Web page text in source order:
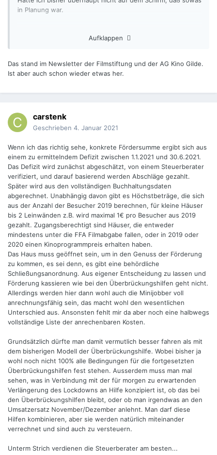
in Planung war.
Aufklappen
Das stand im Newsletter der Filmstiftung und der AG Kino Gilde.
Ist aber auch schon wieder etwas her.
carstenk
Geschrieben 4. Januar 2021
Wenn ich das richtig sehe, konkrete Fördersumme ergibt sich aus
einem zu ermittelndem Defizit zwischen 1.1.2021 und 30.6.2021.
Das Defizit wird zunächst abgeschätzt, von einem Steuerberater
verifiziert, und darauf basierend werden Abschläge gezahlt.
Später wird aus den vollständigen Buchhaltungsdaten
abgerechnet. Unabhängig davon gibt es Höchstbeträge, die sich
aus der Anzahl der Besucher 2019 berechnen, für kleine Häuser
bis 2 Leinwänden z.B. wird maximal 1€ pro Besucher aus 2019
gezahlt. Zugangsberechtigt sind Häuser, die entweder
mindestens unter die FFA Filmabgabe fallen, oder in 2019 oder
2020 einen Kinoprogrammpreis erhalten haben.
Das Haus muss geöffnet sein, um in den Genuss der Förderung
zu kommen, es sei denn, es gibt eine behördliche
Schließungsanordnung. Aus eigener Entscheidung zu lassen und
Förderung kassieren wie bei den Überbrückungshilfen geht nicht.
Allerdings werden hier dann wohl auch die Minijobber voll
anrechnungsfähig sein, das macht wohl den wesentlichen
Unterschied aus. Ansonsten fehlt mir da aber noch eine halbwegs
vollständige Liste der anrechenbaren Kosten.
Grundsätzlich dürfte man damit vermutlich besser fahren als mit
dem bisherigen Modell der Überbrückungshilfe. Wobei bisher ja
wohl noch nicht 100% alle Bedingungen für die fortgesetzten
Überbrückungshilfen fest stehen. Ausserdem muss man mal
sehen, was in Verbindung mit der für morgen zu erwartenden
Verlängerung des Lockdowns an Hilfe konzipiert ist, ob das bei
den Überbrückungshilfen bleibt, oder ob man irgendwas an den
Umsatzersatz November/Dezember anlehnt. Man darf diese
Hilfen kombinieren, aber sie werden natürlich miteinander
verrechnet und sind auch zu versteuern.
Unterm Strich verdienen die Steuerberater am besten...